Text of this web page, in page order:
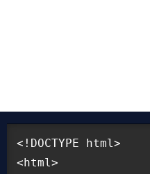
<!DOCTYPE html>
<html>